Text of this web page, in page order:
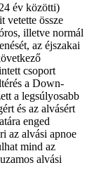
év közötti)
vetette össze
illetve normál
az éjszakai
csoport
a Down-
a legsúlyosabb
és az alvásért
enged
az alvási apnoe
mind az
alvási